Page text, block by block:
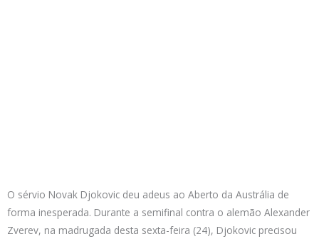
O sérvio Novak Djokovic deu adeus ao Aberto da Austrália de
forma inesperada. Durante a semifinal contra o alemão Alexander
Zverev, na madrugada desta sexta-feira (24), Djokovic precisou